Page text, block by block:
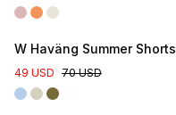
Online Exclusive
W Haväng Summer Shorts
49 USD 70 USD
New Colour